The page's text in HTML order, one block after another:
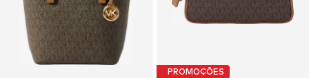
PROMOÇÕES